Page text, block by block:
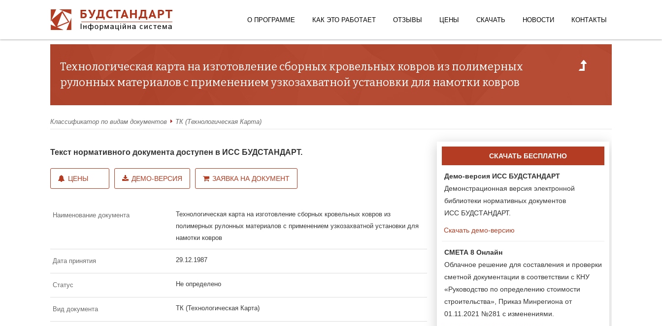
О ПРОГРАММЕ КАК ЭТО РАБОТАЕТ ОТЗЫВЫ ЦЕНЫ СКАЧАТЬ НОВОСТИ КОНТАКТЫ
Технологическая карта на изготовление сборных кровельных ковров из полимерных
рулонных материалов с применением узкозахватной установки для намотки ковров
Классификатор по видам документов ТК (Технологическая Карта)
Текст нормативного документа доступен в ИСС БУДСТАНДАРТ.
ЦЕНЫ ДЕМО-ВЕРСИЯ ЗАЯВКА НА ДОКУМЕНТ
Наименование документа
Технологическая карта на изготовление сборных кровельных ковров из
полимерных рулонных материалов с применением узкозахватной установки для
намотки ковров
Дата принятия 29.12.1987
Статус Не определено
Вид документа ТК (Технологическая Карта)
СКАЧАТЬ БЕСПЛАТНО
Демо-версия ИСС БУДСТАНДАРТ
Демонстрационная версия электронной
библиотеки нормативных документов
ИСС БУДСТАНДАРТ.
Скачать демо-версию
СМЕТА 8 Онлайн
Облачное решение для составления и проверки
сметной документации в соответствии с КНУ
«Руководство по определению стоимости
строительства», Приказ Минрегиона от
01.11.2021 №281 с изменениями.